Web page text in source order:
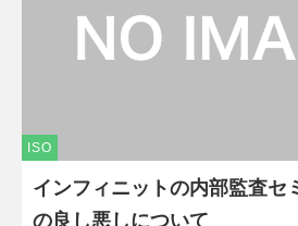
ISO
インフィニットの内部監査セ
の良し悪しについて